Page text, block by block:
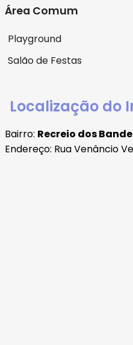
Área Comum
Playground
Salão de Festas
Localização do
Bairro: Recreio dos
Endereço: Rua Venâncio